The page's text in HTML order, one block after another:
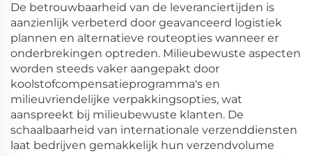
De betrouwbaarheid van de leveranciertijden is
aanzienlijk verbeterd door geavanceerd logistiek
plannen en alternatieve routeopties wanneer er
onderbrekingen optreden. Milieubewuste aspecten
worden steeds vaker aangepakt door
koolstofcompensatieprogramma's en
milieuvriendelijke verpakkingsopties, wat
aanspreekt bij milieubewuste klanten. De
schaalbaarheid van internationale verzenddiensten
laat bedrijven gemakkelijk hun verzendvolume